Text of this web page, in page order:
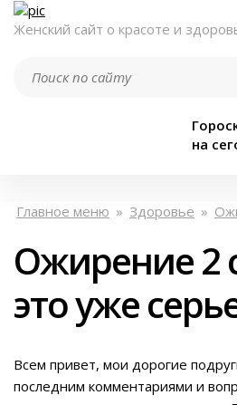
Женский сайт о красоте и
на
Главное меню » Здоровье »
Ожирение 2
это уже
Всем привет, мои дорогие
последним комментариями и